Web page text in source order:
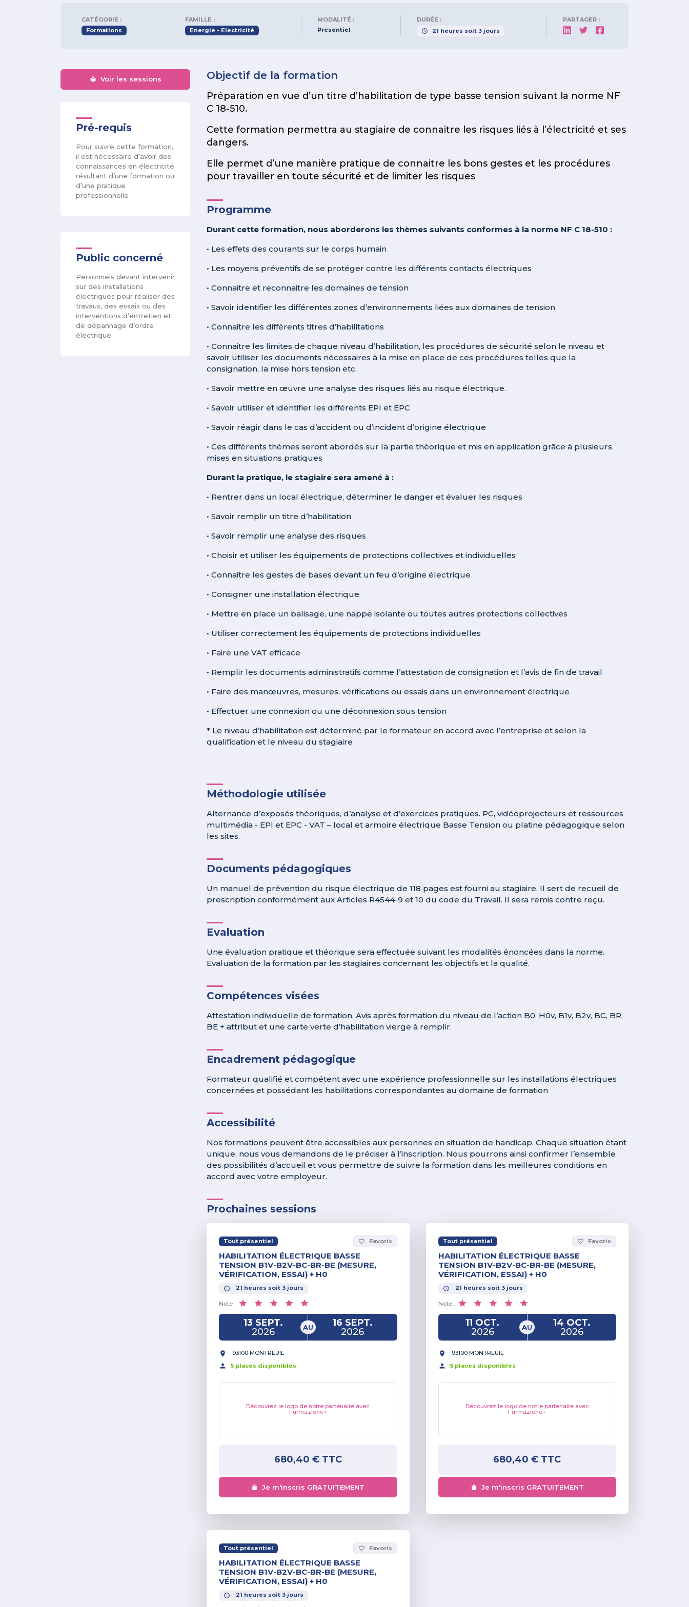
CATÉGORIE :
Formations
FAMILLE :
Energie - Electricité
MODALITÉ :
Présentiel
DURÉE :
21 heures soit 3 jours
PARTAGER :
Voir les sessions
Pré-requis
Pour suivre cette formation,
il est nécessaire d’avoir des
connaissances en électricité
résultant d’une formation ou
d’une pratique
professionnelle
Public concerné
Personnels devant intervenir
sur des installations
électriques pour réaliser des
travaux, des essais ou des
interventions d’entretien et
de dépannage d’ordre
électrique.
Objectif de la formation
Préparation en vue d’un titre d’habilitation de type basse tension suivant la norme NF
C 18-510.
Cette formation permettra au stagiaire de connaitre les risques liés à l’électricité et ses
dangers.
Elle permet d’une manière pratique de connaitre les bons gestes et les procédures
pour travailler en toute sécurité et de limiter les risques
Programme
Durant cette formation, nous aborderons les thèmes suivants conformes à la norme NF C 18-510 :
• Les effets des courants sur le corps humain
• Les moyens préventifs de se protéger contre les différents contacts électriques
• Connaitre et reconnaitre les domaines de tension
• Savoir identifier les différentes zones d’environnements liées aux domaines de tension
• Connaitre les différents titres d’habilitations
• Connaitre les limites de chaque niveau d’habilitation, les procédures de sécurité selon le niveau et
savoir utiliser les documents nécessaires à la mise en place de ces procédures telles que la
consignation, la mise hors tension etc.
• Savoir mettre en œuvre une analyse des risques liés au risque électrique.
• Savoir utiliser et identifier les différents EPI et EPC
• Savoir réagir dans le cas d’accident ou d’incident d’origine électrique
• Ces différents thèmes seront abordés sur la partie théorique et mis en application grâce à plusieurs
mises en situations pratiques
Durant la pratique, le stagiaire sera amené à :
• Rentrer dans un local électrique, déterminer le danger et évaluer les risques
• Savoir remplir un titre d’habilitation
• Savoir remplir une analyse des risques
• Choisir et utiliser les équipements de protections collectives et individuelles
• Connaitre les gestes de bases devant un feu d’origine électrique
• Consigner une installation électrique
• Mettre en place un balisage, une nappe isolante ou toutes autres protections collectives
• Utiliser correctement les équipements de protections individuelles
• Faire une VAT efficace
• Remplir les documents administratifs comme l’attestation de consignation et l’avis de fin de travail
• Faire des manœuvres, mesures, vérifications ou essais dans un environnement électrique
• Effectuer une connexion ou une déconnexion sous tension
* Le niveau d’habilitation est déterminé par le formateur en accord avec l’entreprise et selon la
qualification et le niveau du stagiaire
Méthodologie utilisée
Alternance d’exposés théoriques, d’analyse et d’exercices pratiques. PC, vidéoprojecteurs et ressources
multimédia - EPI et EPC - VAT – local et armoire électrique Basse Tension ou platine pédagogique selon
les sites.
Documents pédagogiques
Un manuel de prévention du risque électrique de 118 pages est fourni au stagiaire. Il sert de recueil de
prescription conformément aux Articles R4544-9 et 10 du code du Travail. Il sera remis contre reçu.
Evaluation
Une évaluation pratique et théorique sera effectuée suivant les modalités énoncées dans la norme.
Evaluation de la formation par les stagiaires concernant les objectifs et la qualité.
Compétences visées
Attestation individuelle de formation, Avis après formation du niveau de l’action B0, H0v, B1v, B2v, BC, BR,
BE + attribut et une carte verte d’habilitation vierge à remplir.
Encadrement pédagogique
Formateur qualifié et compétent avec une expérience professionnelle sur les installations électriques
concernées et possédant les habilitations correspondantes au domaine de formation
Accessibilité
Nos formations peuvent être accessibles aux personnes en situation de handicap. Chaque situation étant
unique, nous vous demandons de le préciser à l’inscription. Nous pourrons ainsi confirmer l’ensemble
des possibilités d’accueil et vous permettre de suivre la formation dans les meilleures conditions en
accord avec votre employeur.
Prochaines sessions
Tout présentiel favorite_border Favoris
HABILITATION ÉLECTRIQUE BASSE
TENSION B1V-B2V-BC-BR-BE (MESURE,
VÉRIFICATION, ESSAI) + H0
21 heures soit 3 jours
Note :
13 SEPT.
2026
AU
16 SEPT.
2026
93100 MONTREUIL
5 places disponibles
Découvrez le logo de notre partenaire avec
Furmazione+
680,40 €TTC
Je m'inscris GRATUITEMENT
Tout présentiel favorite_border Favoris
HABILITATION ÉLECTRIQUE BASSE
TENSION B1V-B2V-BC-BR-BE (MESURE,
VÉRIFICATION, ESSAI) + H0
21 heures soit 3jours
Note :
11 OCT.
2026
AU
14 OCT.
2026
93100 MONTREUIL
5places disponibles
Découvrez le logo de notre partenaire avec
Furmazione+
680,40 € TTC
Je m'inscris GRATUITEMENT
Tout présentiel favorite_border Favoris
HABILITATION ÉLECTRIQUE BASSE
TENSION B1V-B2V-BC-BR-BE (MESURE,
VÉRIFICATION, ESSAI) + H0
21 heures soit 3 jours